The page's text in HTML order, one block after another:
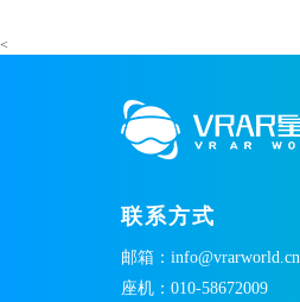
<
联系方式
邮箱：info@vrarworld.cn
座机：010-58672009